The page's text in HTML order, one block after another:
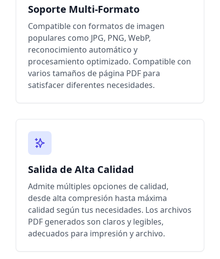
Soporte Multi-Formato
Compatible con formatos de imagen
populares como JPG, PNG, WebP,
reconocimiento automático y
procesamiento optimizado. Compatible con
varios tamaños de página PDF para
satisfacer diferentes necesidades.
Salida de Alta Calidad
Admite múltiples opciones de calidad,
desde alta compresión hasta máxima
calidad según tus necesidades. Los archivos
PDF generados son claros y legibles,
adecuados para impresión y archivo.